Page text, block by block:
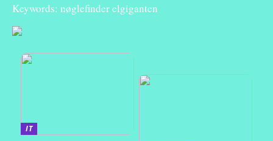
Keywords: nøglefinder elgiganten
IT